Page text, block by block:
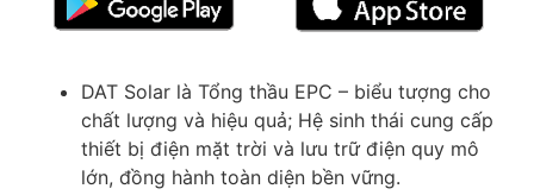
DAT Solar là Tổng thầu EPC – biểu tượng cho
chất lượng và hiệu quả; Hệ sinh thái cung cấp
thiết bị điện mặt trời và lưu trữ điện quy mô
lớn, đồng hành toàn diện bền vững.